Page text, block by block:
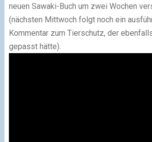
neuen Sawaki-Buch um zwei Wochen
(nächsten Mittwoch folgt noch ein
Kommentar zum Tierschutz, der
gepasst hätte).